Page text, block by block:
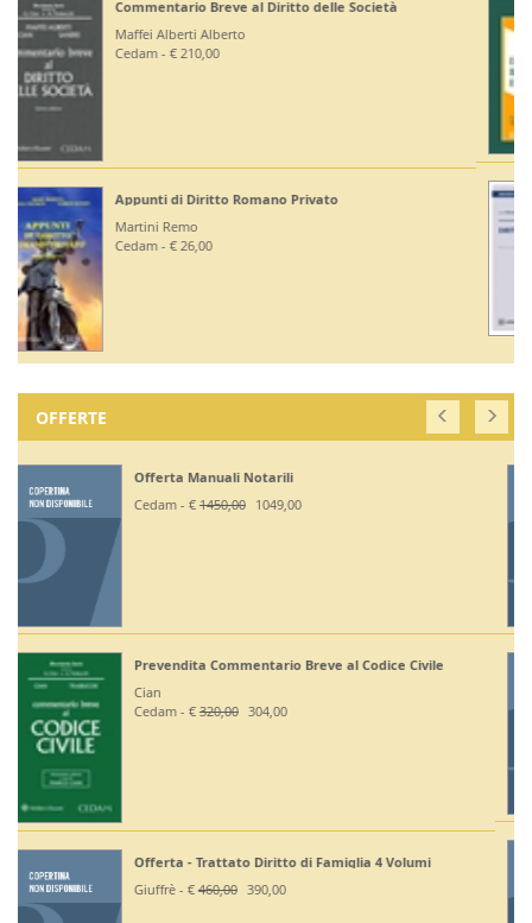
Diritto Bancario e Finanziario
Bontempi Paolo
Giuffrè - € 55,00
Diritto Costituzionale
Mezzetti Luca
Giuffrè - € 46,00
2026 - Esame Avv
Giuffrè - €375,00 330,00
Off. Codici Civile e Proc Civile 2026 - Esame Avvocato
Giuffrè - €195,00 185,20